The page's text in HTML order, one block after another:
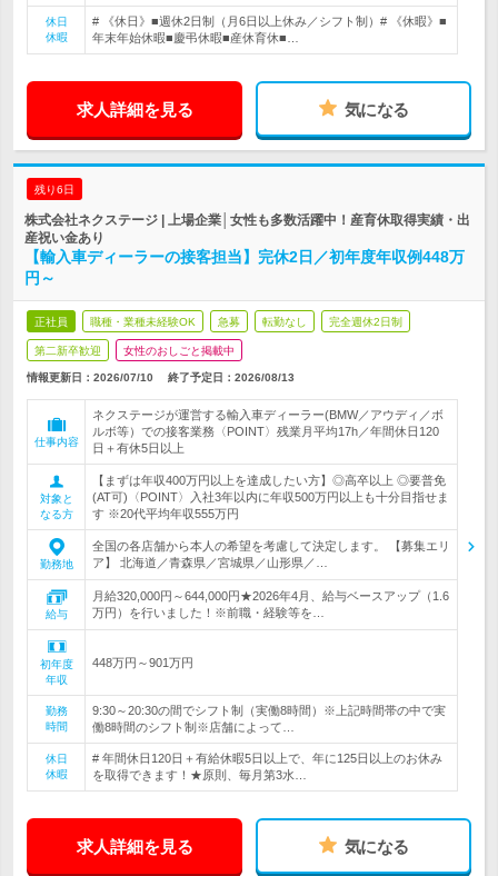
休日
休暇
# 《休日》■週休2日制（月6日以上休み／シフト制）# 《休暇》■
年末年始休暇■慶弔休暇■産休育休■…
求人詳細を見る 気になる
残り6日
株式会社ネクステージ | 上場企業│女性も多数活躍中！産育休取得実績・出
産祝い金あり
【輸入車ディーラーの接客担当】完休2日／初年度年収例448万
円～
正社員 職種・業種未経験OK 急募 転勤なし 完全週休2日制
第二新卒歓迎 女性のおしごと掲載中
情報更新日：2026/07/10 終了予定日： 2026/08/13
仕事内容
ネクステージが運営する輸入車ディーラー(BMW／アウディ／ボ
ルボ等）での接客業務〈POINT〉残業月平均17h／年間休日120
日＋有休5日以上
対象と
なる方
【まずは年収400万円以上を達成したい方】◎高卒以上 ◎要普免
(AT可)〈POINT〉入社3年以内に年収500万円以上も十分目指せま
す ※20代平均年収555万円
勤務地
全国の各店舗から本人の希望を考慮して決定します。 【募集エリ
ア】 北海道／青森県／宮城県／山形県／…
給与
月給320,000円～644,000円★2026年4月、給与ベースアップ（1.6
万円）を行いました！※前職・経験等を…
初年度
年収
448万円～901万円
勤務
時間
9:30～20:30の間でシフト制（実働8時間）※上記時間帯の中で実
働8時間のシフト制※店舗によって…
休日
休暇
# 年間休日120日＋有給休暇5日以上で、年に125日以上のお休み
を取得できます！★原則、毎月第3水…
求人詳細を見る 気になる